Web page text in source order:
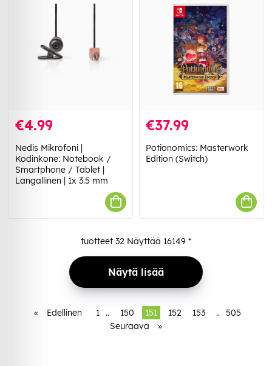
€4.99
Nedis Mikrofoni |
Kodinkone: Notebook /
Smartphone / Tablet |
Langallinen | 1x 3.5 mm
€37.99
Potionomics: Masterwork
Edition (Switch)
tuotteet 32 Näyttää 16149 *
Näytä lisää
« Edellinen 1 .. 150 151 152 153 .. 505
Seuraava
»